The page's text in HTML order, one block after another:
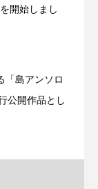
開始しまし
「島アンソロ
公開作品とし